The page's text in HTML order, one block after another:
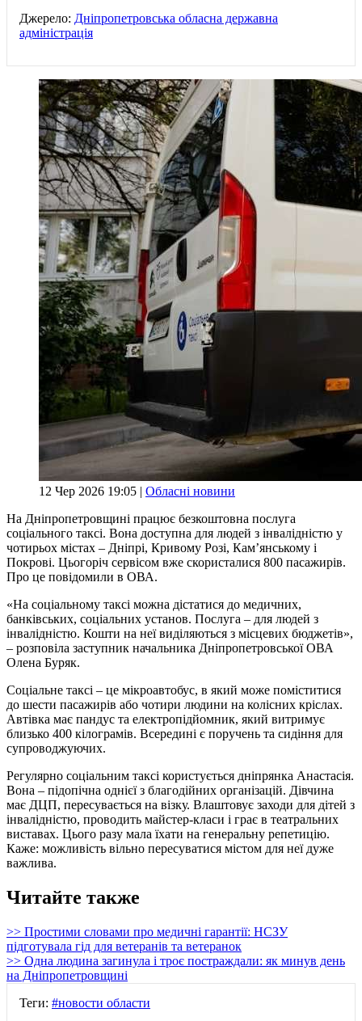
Джерело: Дніпропетровська обласна державна
адміністрація
12 Чер 2026 19:05 | Обласні новини
На Дніпропетровщині працює безкоштовна послуга
соціального таксі. Вона доступна для людей з інвалідністю у
чотирьох містах – Дніпрі, Кривому Розі, Кам’янському і
Покрові. Цьогоріч сервісом вже скористалися 800 пасажирів.
Про це повідомили в ОВА.
«На соціальному таксі можна дістатися до медичних,
банківських, соціальних установ. Послуга – для людей з
інвалідністю. Кошти на неї виділяються з місцевих бюджетів»,
– розповіла заступник начальника Дніпропетровської ОВА
Олена Буряк.
Соціальне таксі – це мікроавтобус, в який може поміститися
до шести пасажирів або чотири людини на колісних кріслах.
Автівка має пандус та електропідйомник, який витримує
близько 400 кілограмів. Всередині є поручень та сидіння для
супроводжуючих.
Регулярно соціальним таксі користується дніпрянка Анастасія.
Вона – підопічна однієї з благодійних організацій. Дівчина
має ДЦП, пересувається на візку. Влаштовує заходи для дітей з
інвалідністю, проводить майстер-класи і грає в театральних
виставах. Цього разу мала їхати на генеральну репетицію.
Каже: можливість вільно пересуватися містом для неї дуже
важлива.
Читайте также
>> Простими словами про медичні гарантії: НСЗУ
підготувала гід для ветеранів та ветеранок
>> Одна людина загинула і троє постраждали: як минув день
на Дніпропетровщині
Теги: #новости области